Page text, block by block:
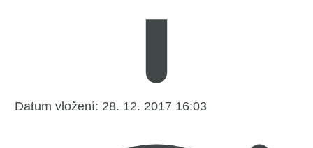
Datum vložení: 28. 12. 2017 16:03